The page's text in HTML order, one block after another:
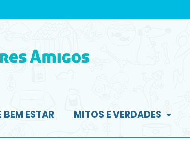
BEM ESTAR MITOS E VERDADES